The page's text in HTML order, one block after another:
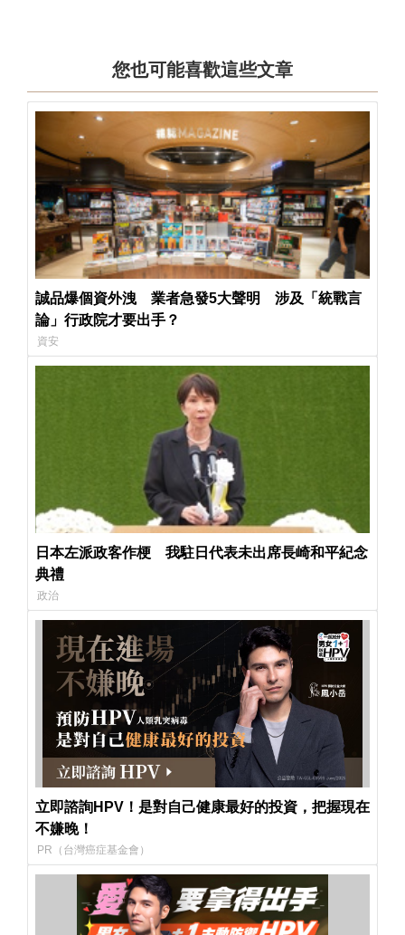
您也可能喜歡這些文章
誠品爆個資外洩 業者急發5大聲明 涉及「統戰言
論」行政院才要出手？
資安
日本左派政客作梗 我駐日代表未出席長崎和平紀念
典禮
政治
立即諮詢HPV！是對自己健康最好的投資，把握現在
不嫌晚！
PR（台灣癌症基金會）